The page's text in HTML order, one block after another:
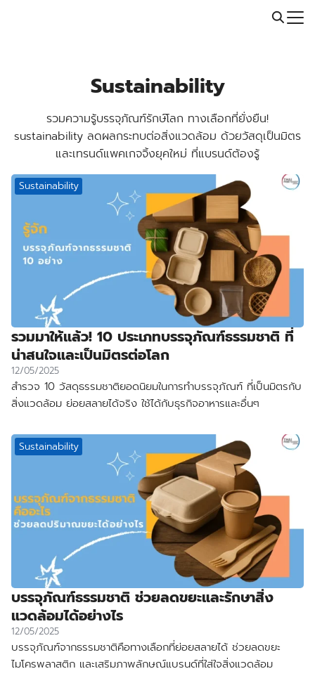
Call: 064-246-5614 | Line: @thaiprintshop
Sustainability
รวมความรู้บรรจุภัณฑ์รักษ์โลก ทางเลือกที่ยั่งยืน!
sustainability ลดผลกระทบต่อสิ่งแวดล้อม ด้วยวัสดุเป็นมิตร
และเทรนด์แพคเกจจิ้งยุคใหม่ ที่แบรนด์ต้องรู้
Sustainability
รวมมาให้แล้ว! 10 ประเภทบรรจุภัณฑ์ธรรมชาติ ที่
น่าสนใจและเป็นมิตรต่อโลก
12/05/2025
สำรวจ 10 วัสดุธรรมชาติยอดนิยมในการทำบรรจุภัณฑ์ ที่เป็นมิตรกับ
สิ่งแวดล้อม ย่อยสลายได้จริง ใช้ได้กับธุรกิจอาหารและอื่นๆ
Sustainability
บรรจุภัณฑ์ธรรมชาติ ช่วยลดขยะและรักษาสิ่ง
แวดล้อมได้อย่างไร
12/05/2025
บรรจุภัณฑ์จากธรรมชาติคือทางเลือกที่ย่อยสลายได้ ช่วยลดขยะ
ไมโครพลาสติก และเสริมภาพลักษณ์แบรนด์ที่ใส่ใจสิ่งแวดล้อม